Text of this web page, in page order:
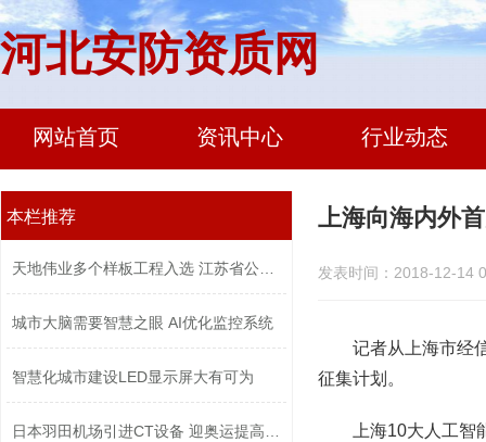
河北安防资质网
网站首页 资讯中心 行业动态
本栏推荐
城市大脑需要智慧之眼 AI优化监控系统
智慧化城市建设LED显示屏大有可为
上海向海内外
发表时间：2018-12-14
记者从上海市经
征集计划。
上海10大人工